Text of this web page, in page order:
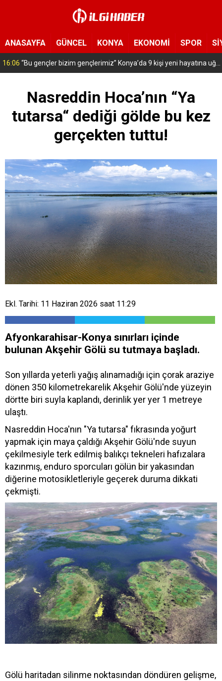
ANASAYFA GÜNCEL KONYA EKONOMİ SPOR
16:06 “Bu gençler bizim gençlerimiz” Konya’da 9 kişi yeni hayatına uğurlandı
Nasreddin Hoca’nın “Ya
tutarsa“ dediği gölde bu kez
gerçekten tuttu!
Ekl. Tarihi: 11 Haziran 2026 saat 11:29
Afyonkarahisar-Konya sınırları içinde
bulunan Akşehir Gölü su tutmaya başladı.
Son yıllarda yeterli yağış alınamadığı için çorak araziye
dönen 350 kilometrekarelik Akşehir Gölü'nde yüzeyin
dörtte biri suyla kaplandı, derinlik yer yer 1 metreye
ulaştı.
Nasreddin Hoca'nın "Ya tutarsa" fıkrasında yoğurt
yapmak için maya çaldığı Akşehir Gölü'nde suyun
çekilmesiyle terk edilmiş balıkçı tekneleri hafızalara
kazınmış, enduro sporcuları gölün bir yakasından
diğerine motosikletleriyle geçerek duruma dikkati
çekmişti.
Gölü haritadan silinme noktasından döndüren gelişme,